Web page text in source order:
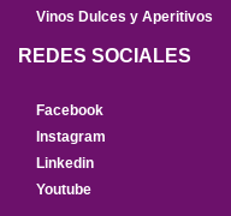
Vinos Dulces y Aperitivos
REDES SOCIALES
Facebook
Instagram
Linkedin
Youtube